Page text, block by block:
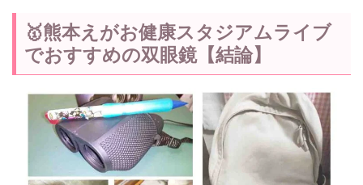
🥇熊本えがお健康スタジアムライブ
でおすすめの双眼鏡【結論】